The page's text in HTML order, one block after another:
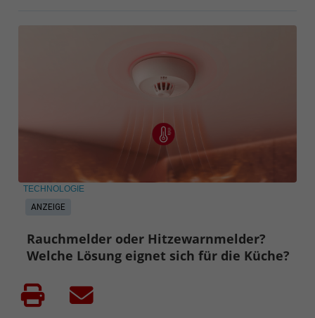
ANZEIGE
TECHNOLOGIE
Rauchmelder oder Hitzewarnmelder?
Welche Lösung eignet sich für die Küche?